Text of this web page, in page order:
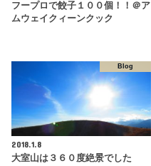
フープロで餃子１００個！！＠ア
ムウェイクィーンクック
Blog
2018.1.8
大室山は３６０度絶景でした